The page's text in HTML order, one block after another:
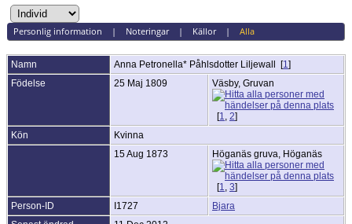
Personlig information | Noteringar| Källor| Alla
Namn Anna Petronella* Påhlsdotter Liljewall [1 ]
Födelse
25 Maj 1809 Väsby, Gruvan
[1 2]
Kön
Kvinna
15 Aug 1873
Höganäs gruva, Höganäs
[1 3]
Person-ID
I1727
Bjara